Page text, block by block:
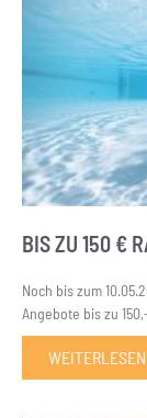
BIS ZU 150 €
Noch bis zum
Angebote bis zu
WEITERLESEN